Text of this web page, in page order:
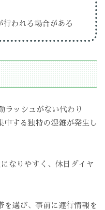
われる場合がある
ラッシュがない代わり
中する独特の混雑が発生し
なりやすく、休日ダイヤ
を選び、事前に運行情報を